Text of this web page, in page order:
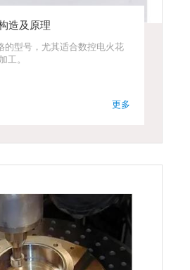
造及原理
的型号，尤其适合数控电火花
工。
更多